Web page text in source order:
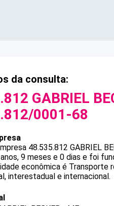
da consulta:
GABRIEL
0001-68
48.535.812 GABRIEL
9 meses e 0 dias e foi
econômica é Transporte
interestadual e internacional.